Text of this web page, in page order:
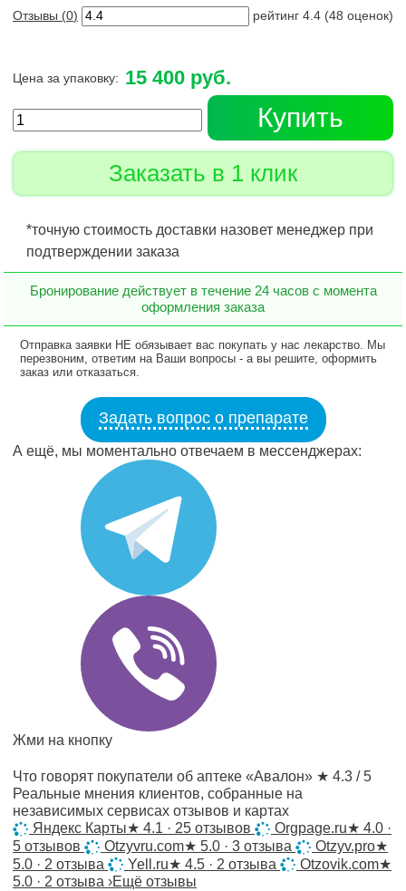
Отзывы (0) рейтинг 4.4 (48 оценок)
Цена за упаковку: 15 400 руб.
Купить
Заказать в 1 клик
*точную стоимость доставки назовет менеджер при
подтверждении заказа
Бронирование действует в течение 24 часов с момента
оформления заказа
Отправка заявки НЕ обязывает вас покупать у нас лекарство. Мы
перезвоним, ответим на Ваши вопросы - а вы решите, оформить
заказ или отказаться.
Задать вопрос о препарате
А ещё, мы моментально отвечаем в мессенджерах:
Жми на кнопку
Что говорят покупатели об аптеке «Авалон» ★ 4.3 / 5
Реальные мнения клиентов, собранные на
независимых сервисах отзывов и картах
Яндекс Карты★ 4.1 · 25 отзывов Orgpage.ru★ 4.0 ·
5 отзывов
Otzyvru.com★ 5.0 · 3 отзыва Otzyv.pro★
5.0 · 2 отзыва
Yell.ru★ 4.5 · 2 отзыва Otzovik.com★
5.0 · 2 отзыва ›Ещё отзывы